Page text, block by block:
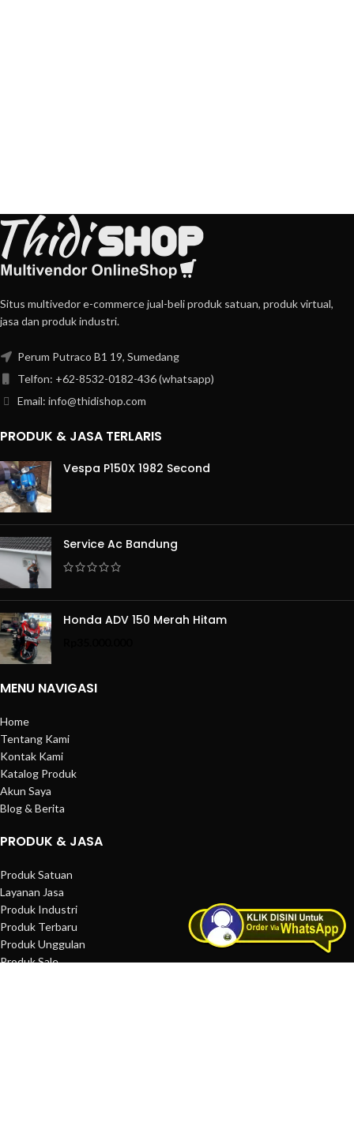
Situs multivedor e-commerce jual-beli produk satuan, produk virtual,
jasa dan produk industri.
Perum Putraco B1 19, Sumedang
Telfon: +62-8532-0182-436 (whatsapp)
Email: info@thidishop.com
PRODUK & JASA TERLARIS
Vespa P150X 1982 Second
Service Ac Bandung
Honda ADV 150 Merah Hitam
MENU NAVIGASI
Home
Tentang Kami
Kontak Kami
Katalog Produk
Akun Saya
Blog & Berita
PRODUK & JASA
Produk Satuan
Layanan Jasa
Produk Industri
Produk Terbaru
Produk Unggulan
Produk Sale